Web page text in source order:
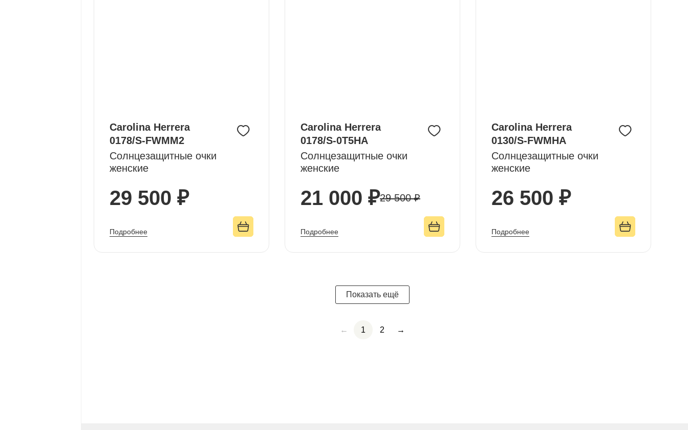
Carolina Herrera
0178/S-FWMM2
Солнцезащитные очки
женские
29 500 ₽
Подробнее
Carolina Herrera
0178/S-0T5HA
Солнцезащитные очки
женские
21 000 ₽29 500 ₽
Подробнее
Carolina Herrera
0130/S-FWMHA
Солнцезащитные очки
женские
26 500 ₽
Подробнее
Показать ещё
← 1 2 →